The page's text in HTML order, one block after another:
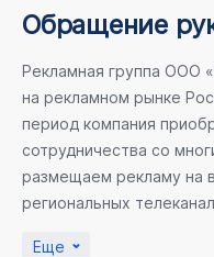
Обращение
Рекламная группа ООО
на рекламном рынке
период компания
сотрудничества со
размещаем рекламу на
региональных
Еще